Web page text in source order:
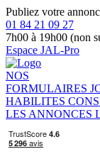
Publiez votre
01 84 21 09 27
7h00 à 19h00 (non
Espace JAL-Pro
NOS
FORMULAIRES
HABILITES
LES ANNONCES